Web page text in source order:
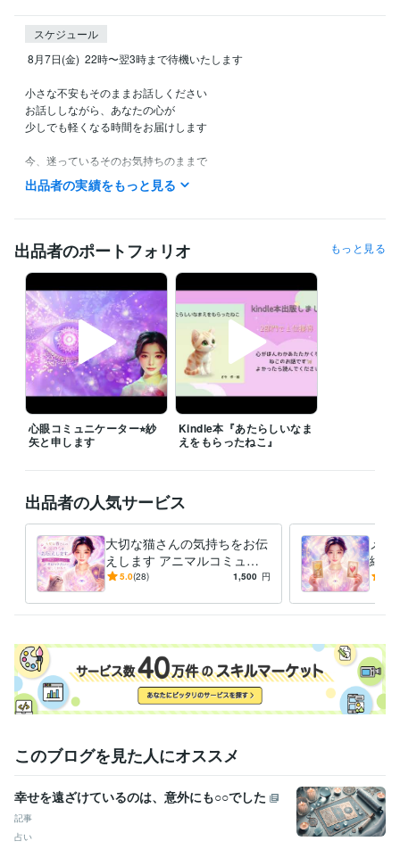
スケジュール
小さな不安もそのままお話しください
お話ししながら、あなたの心が
少しでも軽くなる時間をお届けします
今、迷っているそのお気持ちのままで
大丈夫です
そっとお声がけくださいね(⁎⁍̴̛ᴗ⁍̴̛⁎)
ございますが、必ず確認し
できる限り早く対応いたします
⭐︎。。○。。⭐︎。。○。。⭐︎。。○。。⭐︎
「離席中」表示でも
対応できることがございます
少しでも気になりましたら
まずはDMしてくださいね
否定せず、急がせず
あなたのペースを大切にお聞きいたします
経験職種
営業 / 個人営業
事務・ビジネスサポート / 事務（一般事務）
経験年数 : 19年
人事 / 労務・給与 経験年数 : 5年
ライフスタイル・その他 / その他
ランク昇格 ココナラ プラチナランク昇格 オンラインサロン0FCアカ
デミー賞 受賞
Kindle本出版『あたらしいなまえをもらったねこ』
その他ツール
タロット占い:5年アニマルコミュニケーション:2年保護猫の飼育:4年
得意分野
悩み相談・カウンセリング お悩み相談
恋愛・人間関係・不倫
占い
出品者の実績をもっと見る
出品者のポートフォリオ もっと見る
心眼コミュニケーター⭐︎紗
矢と申します
Kindle本『あたらしいなま
えをもらったねこ』
出品者の人気サービス
大切な猫さんの気持ちをお伝
えします アニマルコミュニ
ケーション＆タロット占いで
5.0(28) 1,500 円
メッ
縁／
ロッ
す✨
このブログを見た人にオススメ
幸せを遠ざけているのは、意外にも○○でした
記事
占い